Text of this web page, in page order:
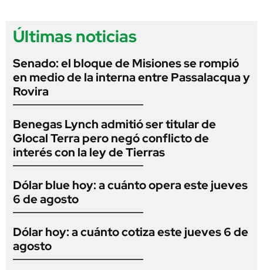
Últimas noticias
Senado: el bloque de Misiones se rompió
en medio de la interna entre Passalacqua y
Rovira
Benegas Lynch admitió ser titular de
Glocal Terra pero negó conflicto de
interés con la ley de Tierras
Dólar blue hoy: a cuánto opera este jueves
6 de agosto
Dólar hoy: a cuánto cotiza este jueves 6 de
agosto